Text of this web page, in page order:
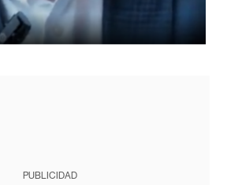
PUBLICIDAD